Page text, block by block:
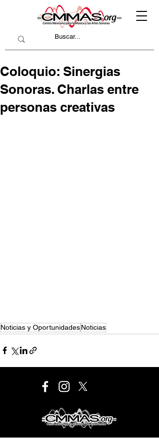
Coloquio: Sinergias
Sonoras. Charlas entre
personas creativas
Noticias y OportunidadesNoticias